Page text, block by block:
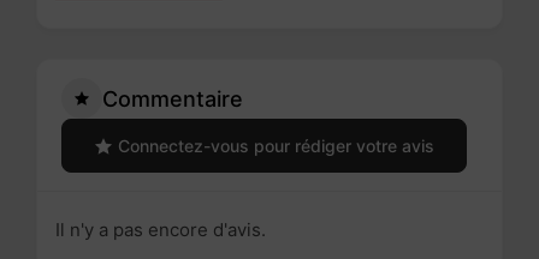
Commentaire
Connectez-vous pour rédiger votre avis
Il n'y a pas encore d'avis.